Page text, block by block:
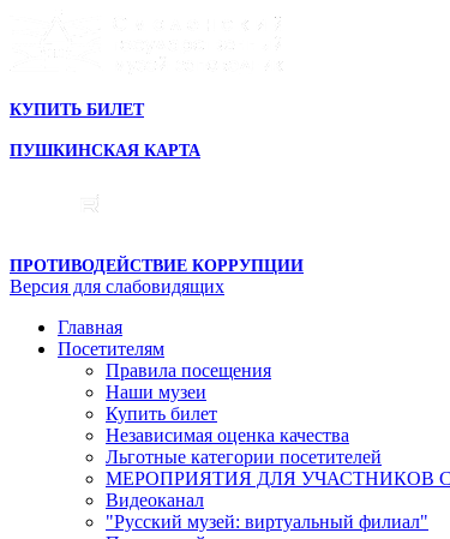
КУПИТЬ БИЛЕТ
ПУШКИНСКАЯ КАРТА
ПРОТИВОДЕЙСТВИЕ КОРРУПЦИИ
Версия для слабовидящих
Главная
Посетителям
Правила посещения
Наши музеи
Купить билет
Независимая оценка качества
Льготные категории посетителей
МЕРОПРИЯТИЯ ДЛЯ УЧАСТНИКОВ
Видеоканал
"Русский музей: виртуальный филиал"